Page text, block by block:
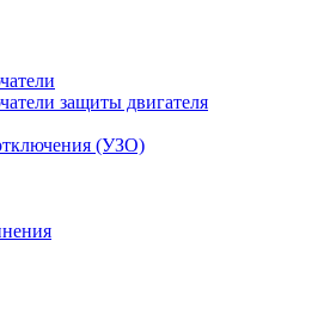
защиты двигателя
(УЗО)